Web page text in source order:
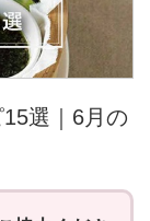
選｜6月の